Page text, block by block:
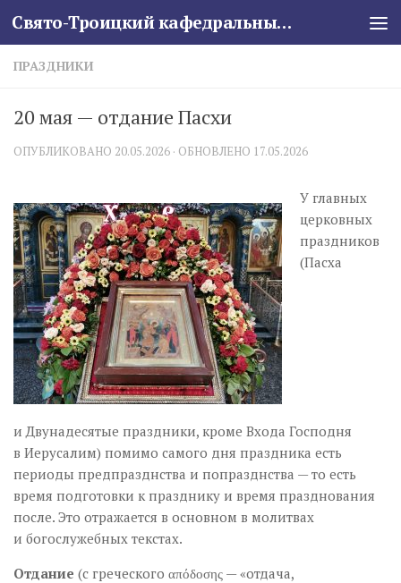
Skip to content Свято-Троицкий кафедральный собор
ПРАЗДНИКИ
20 мая — отдание Пасхи
ОПУБЛИКОВАНО 20.05.2026 · ОБНОВЛЕНО 17.05.2026
У главных
церковных
праздников
(Пасха
и Двунадесятые праздники, кроме Входа Господня
в Иерусалим) помимо самого дня праздника есть
периоды предпразднства и попразднства — то есть
время подготовки к празднику и время празднования
после. Это отражается в основном в молитвах
и богослужебных текстах.
Отдание (с греческого απόδοσης — «отдача,